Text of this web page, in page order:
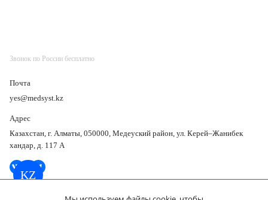
KZ
Звонок по России бесплатно
Почта
yes@medsyst.kz
Адрес
Казахстан, г. Алматы, 050000, Медеуский район, ул. Керей–Жанибек
хандар, д. 117 А